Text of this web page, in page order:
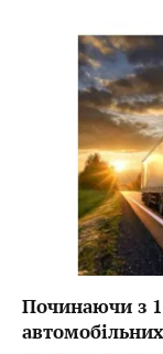
Починаючи з